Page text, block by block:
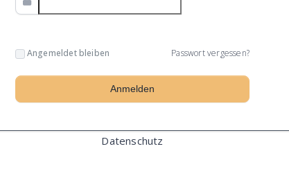
Angemeldet bleiben Passwort vergessen?
Datenschutz